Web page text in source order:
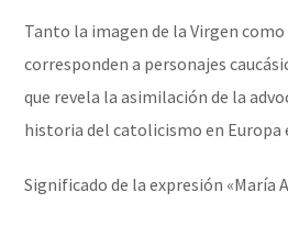
Tanto la imagen de la Virgen
corresponden a personajes
que revela la asimilación de la
historia del catolicismo en Europa
Significado de la expresión «María